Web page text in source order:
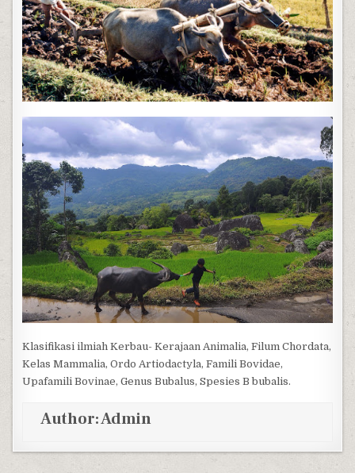
Klasifikasi ilmiah Kerbau- Kerajaan Animalia, Filum Chordata,
Kelas Mammalia, Ordo Artiodactyla, Famili Bovidae,
Upafamili Bovinae, Genus Bubalus, Spesies B bubalis.
Author:Admin